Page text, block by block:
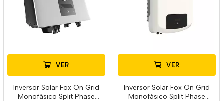
VER
Inversor Solar Fox On Grid
Monofásico Split Phase
VER
Inversor Solar Fox On Grid
Monofásico Split Phase